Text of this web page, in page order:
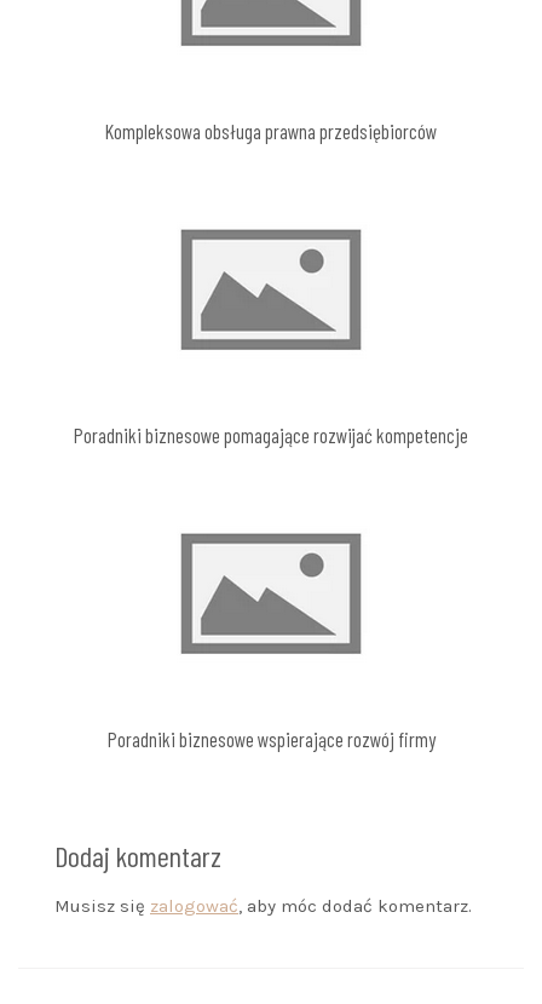
Kompleksowa obsługa prawna przedsiębiorców
Poradniki biznesowe pomagające rozwijać kompetencje
Poradniki biznesowe wspierające rozwój firmy
Dodaj komentarz
Musisz się zalogować, aby móc dodać komentarz.